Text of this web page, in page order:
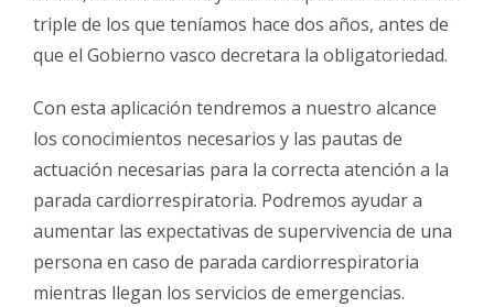
triple de los que teníamos hace dos años, antes de
que el Gobierno vasco decretara la obligatoriedad.
Con esta aplicación tendremos a nuestro alcance
los conocimientos necesarios y las pautas de
actuación necesarias para la correcta atención a la
parada cardiorrespiratoria. Podremos ayudar a
aumentar las expectativas de supervivencia de una
persona en caso de parada cardiorrespiratoria
mientras llegan los servicios de emergencias.